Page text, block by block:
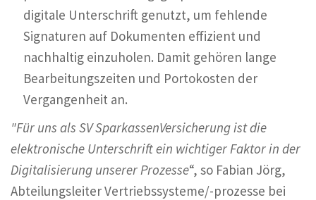
digitale Unterschrift genutzt, um fehlende
Signaturen auf Dokumenten effizient und
nachhaltig einzuholen. Damit gehören lange
Bearbeitungszeiten und Portokosten der
Vergangenheit an.
"Für uns als SV SparkassenVersicherung ist die
elektronische Unterschrift ein wichtiger Faktor in der
Digitalisierung unserer Prozesse“, so Fabian Jörg,
Abteilungsleiter Vertriebssysteme/-prozesse bei